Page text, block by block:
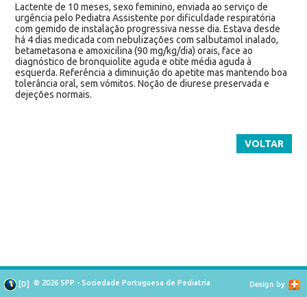
Lactente de 10 meses, sexo feminino, enviada ao serviço de
urgência pelo Pediatra Assistente por dificuldade respiratória
com gemido de instalação progressiva nesse dia. Estava desde
há 4 dias medicada com nebulizações com salbutamol inalado,
betametasona e amoxicilina (90 mg/kg/dia) orais, face ao
diagnóstico de bronquiolite aguda e otite média aguda à
esquerda. Referência a diminuição do apetite mas mantendo boa
tolerância oral, sem vómitos. Noção de diurese preservada e
dejeções normais.
VOLTAR
[D] © 2026 SPP - Sociedade Portuguesa de Pediatria